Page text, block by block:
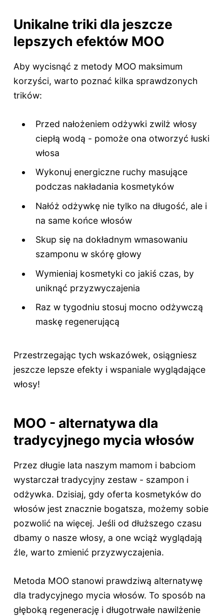
Unikalne triki dla jeszcze
lepszych efektów MOO
Aby wycisnąć z metody MOO maksimum
korzyści, warto poznać kilka sprawdzonych
trików:
Przed nałożeniem odżywki zwilż włosy
ciepłą wodą - pomoże ona otworzyć łuski
włosa
Wykonuj energiczne ruchy masujące
podczas nakładania kosmetyków
Nałóż odżywkę nie tylko na długość, ale i
na same końce włosów
Skup się na dokładnym wmasowaniu
szamponu w skórę głowy
Wymieniaj kosmetyki co jakiś czas, by
uniknąć przyzwyczajenia
Raz w tygodniu stosuj mocno odżywczą
maskę regenerującą
Przestrzegając tych wskazówek, osiągniesz
jeszcze lepsze efekty i wspaniale wyglądające
włosy!
MOO - alternatywa dla
tradycyjnego mycia włosów
Przez długie lata naszym mamom i babciom
wystarczał tradycyjny zestaw - szampon i
odżywka. Dzisiaj, gdy oferta kosmetyków do
włosów jest znacznie bogatsza, możemy sobie
pozwolić na więcej. Jeśli od dłuższego czasu
dbamy o nasze włosy, a one wciąż wyglądają
źle, warto zmienić przyzwyczajenia.
Metoda MOO stanowi prawdziwą alternatywę
dla tradycyjnego mycia włosów. To sposób na
głęboką regenerację i długotrwałe nawilżenie